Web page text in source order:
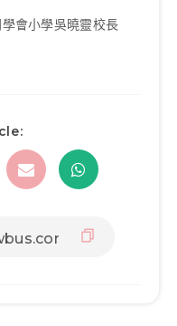
會小學吳曉靈校長